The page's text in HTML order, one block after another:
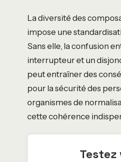
La diversité des
impose une
Sans elle, la confusion
interrupteur et un
peut entraîner des
pour la sécurité des
organismes de
cette cohérence
Testez